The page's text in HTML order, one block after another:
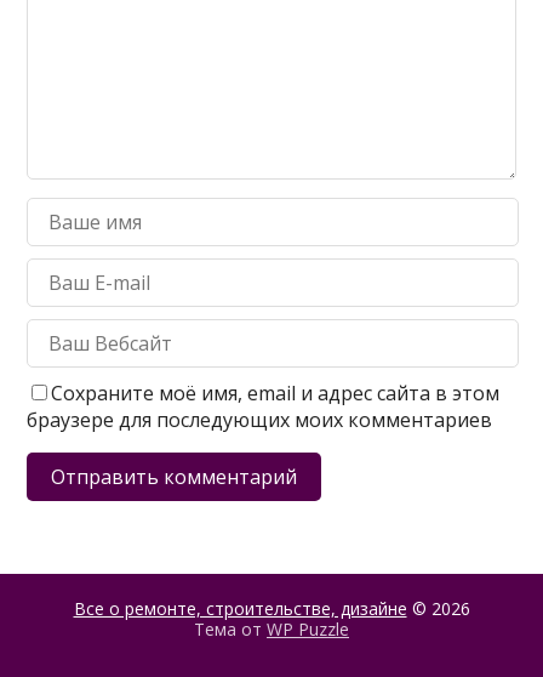
Сохраните моё имя, email и адрес сайта в этом
браузере для последующих моих комментариев
Все о ремонте, строительстве, дизайне © 2026
Тема от WP Puzzle